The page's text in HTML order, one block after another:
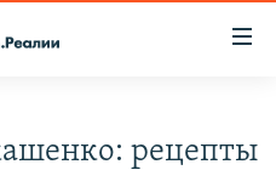
рецепты